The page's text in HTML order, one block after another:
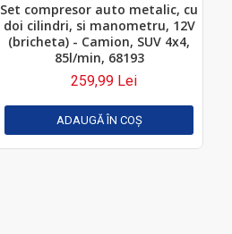
Set compresor auto metalic, cu
doi cilindri, si manometru, 12V
(bricheta) - Camion, SUV 4x4,
85l/min, 68193
259,99 Lei
ADAUGĂ ÎN COŞ